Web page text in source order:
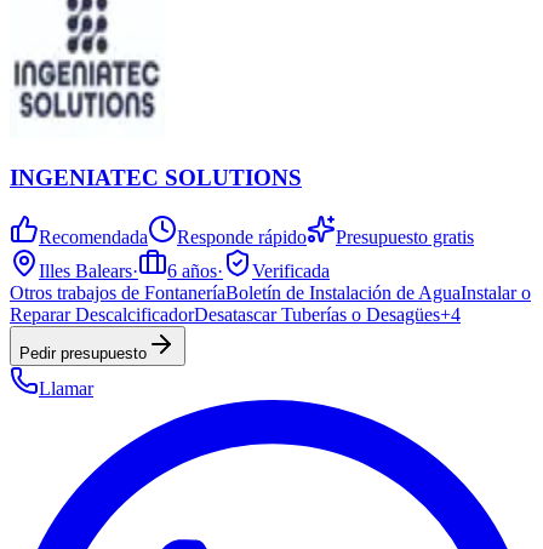
INGENIATEC SOLUTIONS
Recomendada Responde rápido
Presupuesto gratis
Illes Balears· 6 años·
Verificada
Otros trabajos de FontaneríaBoletín de Instalación de AguaInstalar o
Reparar DescalcificadorDesatascar Tuberías o Desagües+4
Pedir presupuesto
Llamar